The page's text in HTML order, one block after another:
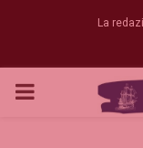
La
PRIMARY